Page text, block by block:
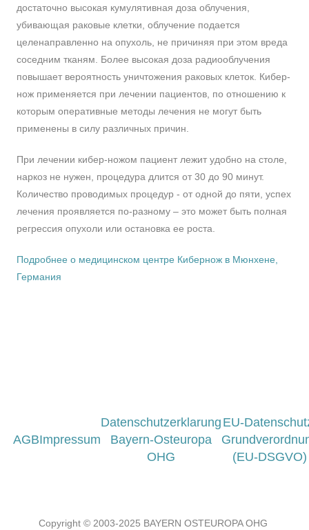
достаточно высокая кумулятивная доза облучения,
убивающая раковые клетки, облучение подается
целенаправленно на опухоль, не причиняя при этом вреда
соседним тканям. Более высокая доза радиооблучения
повышает вероятность уничтожения раковых клеток. Кибер-
нож применяется при лечении пациентов, по отношению к
которым оперативные методы лечения не могут быть
применены в силу различных причин.
При лечении кибер-ножом пациент лежит удобно на столе,
наркоз не нужен, процедура длится от 30 до 90 минут.
Количество проводимых процедур - от одной до пяти, успех
лечения проявляется по-разному – это может быть полная
регрессия опухоли или остановка ее роста.
Подробнее о медицинском центре Кибернож в Мюнхене,
Германия
AGBImpressum
Datenschutzerklarung
Bayern-Osteuropa
OHG
EU-
(EU-DSGVO)
Copyright © 2003-2025 BAYERN OSTEUROPA OHG